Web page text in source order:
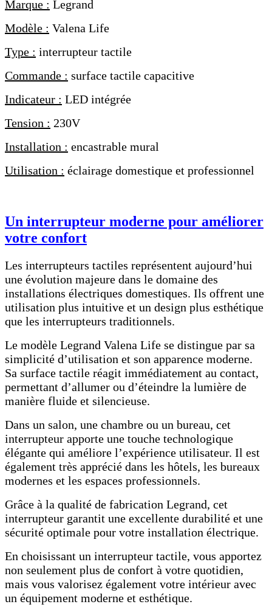
Marque : Legrand
Modèle : Valena Life
Type : interrupteur tactile
Commande : surface tactile capacitive
Indicateur : LED intégrée
Tension : 230V
Installation : encastrable mural
Utilisation : éclairage domestique et professionnel
Un interrupteur moderne pour améliorer
votre confort
Les interrupteurs tactiles représentent aujourd’hui
une évolution majeure dans le domaine des
installations électriques domestiques. Ils offrent une
utilisation plus intuitive et un design plus esthétique
que les interrupteurs traditionnels.
Le modèle Legrand Valena Life se distingue par sa
simplicité d’utilisation et son apparence moderne.
Sa surface tactile réagit immédiatement au contact,
permettant d’allumer ou d’éteindre la lumière de
manière fluide et silencieuse.
Dans un salon, une chambre ou un bureau, cet
interrupteur apporte une touche technologique
élégante qui améliore l’expérience utilisateur. Il est
également très apprécié dans les hôtels, les bureaux
modernes et les espaces professionnels.
Grâce à la qualité de fabrication Legrand, cet
interrupteur garantit une excellente durabilité et une
sécurité optimale pour votre installation électrique.
En choisissant un interrupteur tactile, vous apportez
non seulement plus de confort à votre quotidien,
mais vous valorisez également votre intérieur avec
un équipement moderne et esthétique.